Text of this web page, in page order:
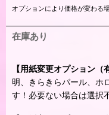
オプションにより価格が変わる
在庫あり
【用紙変更オプション（
明、きらきらパール、ホ
す！必要ない場合は選択